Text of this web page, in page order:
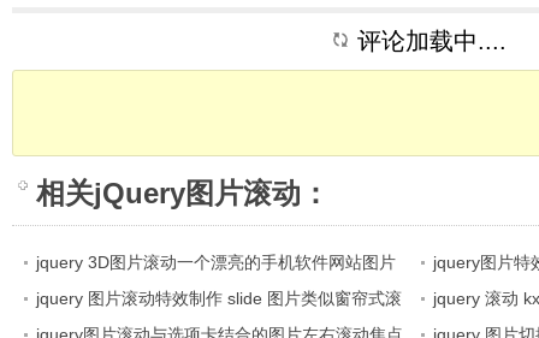
评论加载中....
相关jQuery图片滚动 ：
jquery 3D图片滚动一个漂亮的手机软件网站图片
展示
jquery图片特
下翻滚、图片
jquery 图片滚动特效制作 slide 图片类似窗帘式滚
jquery 滚动